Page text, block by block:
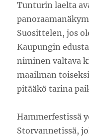
Tunturin laelta
Suosittelen, jos
Kaupungin
niminen valtava
maailman
pitääkö tarina
Hammerfestissä
Storvannetissä,